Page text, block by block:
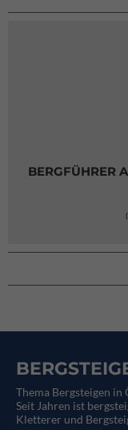
BERGFÜHRER
Thema Bergsteigen
Seit Jahren ist
Kletterer und